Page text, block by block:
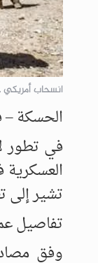
انسحاب
الحسكة –
في تطور
تشير إلى
تفاصيل